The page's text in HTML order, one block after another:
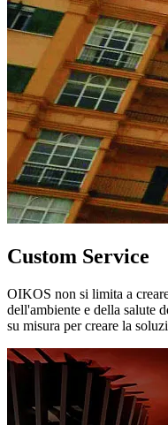
Custom Service
OIKOS non si limita a
dell'ambiente e della salute
su misura per creare la